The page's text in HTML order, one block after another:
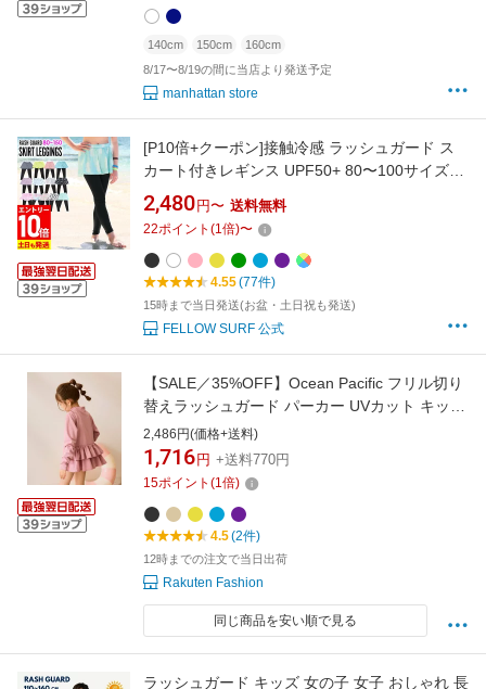
140cm 150cm
160cm
8/17〜8/19の間に当店より発送予定
manhattan store
[P10倍+クーポン]接触冷感 ラッシュガード ス
カート付きレギンス UPF50+ 80〜100サイズ
UVカット98％ キュロット スカッツキッズ ジュ
ニア 子供 女の子 水着 HEAZEL 紫外線対策
23H-SK3
2,480 円〜 送料無料
22ポイント (1倍)〜
4.55(77件)
15時まで当日発送(お盆・土日祝も発送)
FELLOW SURF 公式
【SALE／35%OFF】Ocean Pacific フリル切り
替えラッシュガード パーカー UVカット キッズ
オーシャンパシフィック 水着・スイムグッズ
ラッシュガード ベージュ ブルー ブラック ピン
ク ホワイト パープル イエロー
2,486円(価格+送料)
1,716 円 +送料770円
15ポイント (1倍)
4.5(2件)
12時までの注文で当日出荷
Rakuten Fashion
同じ商品を安い順で見る
ラッシュガード キッズ 女の子 女子 おしゃれ 長